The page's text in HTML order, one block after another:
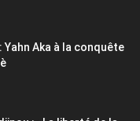
Aka à la conquête